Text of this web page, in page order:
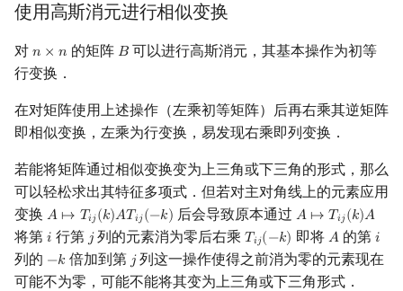
使用高斯消元进行相似变换
对 𝑛 × 𝑛
n ×n 的矩阵 𝐵
B可以进行高斯消元，其基本操作为初等
行变换．
在对矩阵使用上述操作（左乘初等矩阵）后再右乘其逆矩阵
即相似变换，左乘为行变换，易发现右乘即列变换．
若能将矩阵通过相似变换变为上三角或下三角的形式，那么
可以轻松求出其特征多项式．但若对主对角线上的元素应用
变换 𝐴↦ 𝑇𝑖𝑗(𝑘)𝐴𝑇 𝑖𝑗(−𝑘)
A↦Ti j(k)ATij(−k) 后会导致原本通过 𝐴↦ 𝑇 𝑖𝑗(𝑘)𝐴
A↦Ti j(k)A
将第 𝑖
i 行第 𝑗
j列的元素消为零后右乘𝑇𝑖𝑗(−𝑘)
Tij(−k) 即将 𝐴
A的第 𝑖
i
列的 −𝑘
−k 倍加到第 𝑗
j列这一操作使得之前消为零的元素现在
可能不为零，可能不能将其变为上三角或下三角形式．